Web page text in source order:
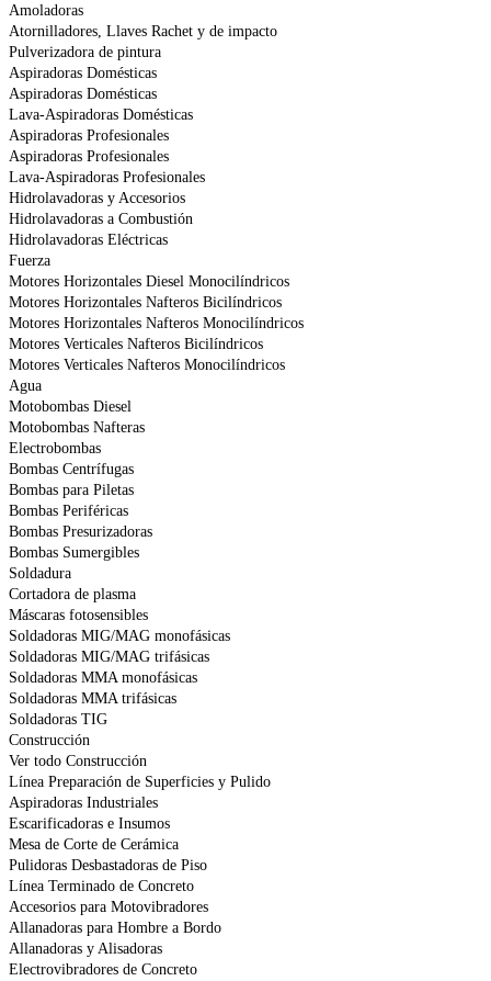
Amoladoras
Atornilladores, Llaves Rachet y de impacto
Pulverizadora de pintura
Aspiradoras Domésticas
Aspiradoras Domésticas
Lava-Aspiradoras Domésticas
Aspiradoras Profesionales
Aspiradoras Profesionales
Lava-Aspiradoras Profesionales
Hidrolavadoras y Accesorios
Hidrolavadoras a Combustión
Hidrolavadoras Eléctricas
Fuerza
Motores Horizontales Diesel Monocilíndricos
Motores Horizontales Nafteros Bicilíndricos
Motores Horizontales Nafteros Monocilíndricos
Motores Verticales Nafteros Bicilíndricos
Motores Verticales Nafteros Monocilíndricos
Agua
Motobombas Diesel
Motobombas Nafteras
Electrobombas
Bombas Centrífugas
Bombas para Piletas
Bombas Periféricas
Bombas Presurizadoras
Bombas Sumergibles
Soldadura
Cortadora de plasma
Máscaras fotosensibles
Soldadoras MIG/MAG monofásicas
Soldadoras MIG/MAG trifásicas
Soldadoras MMA monofásicas
Soldadoras MMA trifásicas
Soldadoras TIG
Construcción
Ver todo Construcción
Línea Preparación de Superficies y Pulido
Aspiradoras Industriales
Escarificadoras e Insumos
Mesa de Corte de Cerámica
Pulidoras Desbastadoras de Piso
Línea Terminado de Concreto
Accesorios para Motovibradores
Allanadoras para Hombre a Bordo
Allanadoras y Alisadoras
Electrovibradores de Concreto